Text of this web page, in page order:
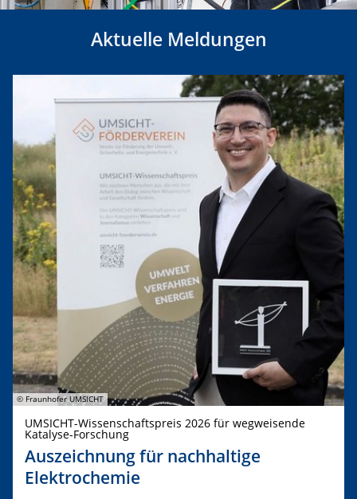
Aktuelle Meldungen
© Fraunhofer UMSICHT
UMSICHT-Wissenschaftspreis 2026 für wegweisende
Katalyse-Forschung
Auszeichnung für nachhaltige
Elektrochemie